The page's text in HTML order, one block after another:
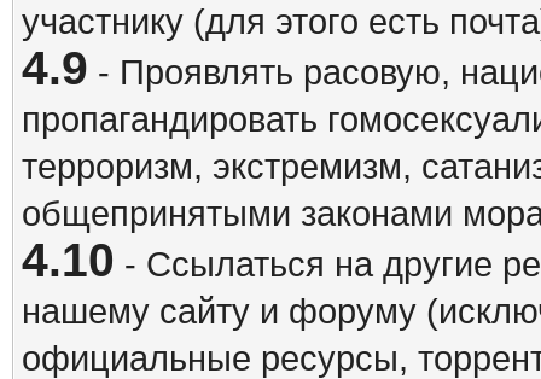
участнику (для этого есть
4.9 - Проявлять расовую,
пропагандировать
терроризм, экстремизм,
общепринятыми законами
4.10 - Ссылаться на другие
нашему сайту и форуму
официальные ресурсы,